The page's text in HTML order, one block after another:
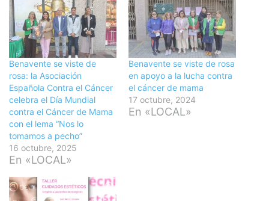
Benavente se viste de
rosa: la Asociación
Española Contra el Cáncer
celebra el Día Mundial
contra el Cáncer de Mama
con el lema “Nos lo
tomamos a pecho”
16 octubre, 2025
En «LOCAL»
Benavente se viste de rosa
en apoyo a la lucha contra
el cáncer de mama
17 octubre, 2024
En «LOCAL»